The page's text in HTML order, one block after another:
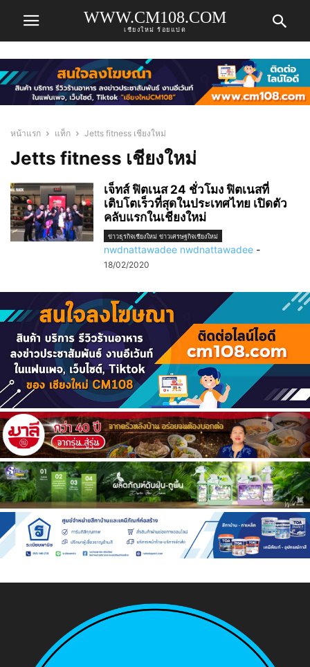
WWW.CM108.COM
เชียงใหม่ ร้อยแปด
หน้าแรก แท็ก Jetts fitness เชียงใหม่
Jetts fitness เชียงใหม่
เจ็ทส์ ฟิตเนส 24 ชั่วโมง ฟิตเนสที่
เติบโตเร็วที่สุดในประเทศไทย เปิดตัว
คลับแรกในเชียงใหม่
ข่าวธุรกิจเชียงใหม่ ข่าวเศรษฐกิจเชียงใหม่
nwdnattawadee nwdnattawadee -
18/02/2020